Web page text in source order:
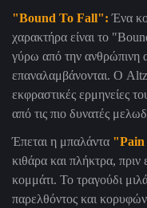
"Bound To Fall": Ένα
χαρακτήρα είναι το "
γύρω από την ανθρώπινη
επαναλαμβάνονται. Ο
εκφραστικές ερμηνείες
από τις πιο δυνατές
Έπεται η μπαλάντα "Pain
κιθάρα και πλήκτρα, πριν
κομμάτι. Το τραγούδι
παρελθόντος και